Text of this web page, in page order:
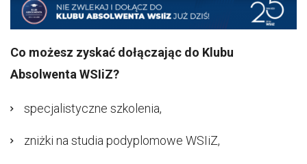
Co możesz zyskać dołączając do Klubu
Absolwenta WSIiZ?
specjalistyczne szkolenia,
zniżki na studia podyplomowe WSIiZ,